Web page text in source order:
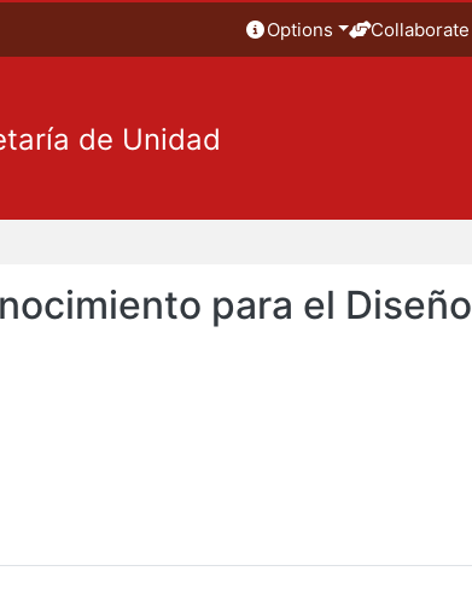
Options Collaborate
de Unidad
para el Diseño